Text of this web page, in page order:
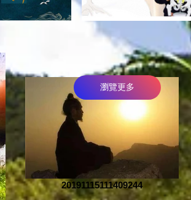
20191115111409244
瀏覽更多